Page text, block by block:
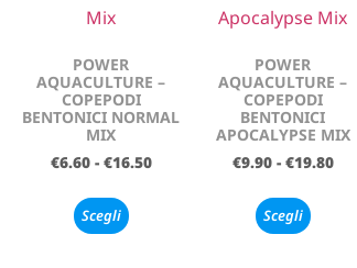
POWER
AQUACULTURE –
COPEPODI
BENTONICI NORMAL
MIX
€6.60 - €16.50
Scegli
POWER
AQUACULTURE –
COPEPODI
BENTONICI
APOCALYPSE MIX
€9.90 - €19.80
Scegli